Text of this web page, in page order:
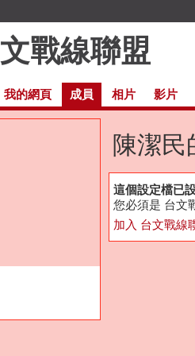
我的網頁 成員 相片 影片
陳潔民
這個設定檔已
您必須是 台文
加入 台文戰線